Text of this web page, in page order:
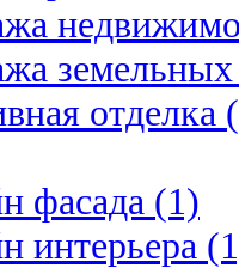
земельных
отделка
фасада (1)
интерьера